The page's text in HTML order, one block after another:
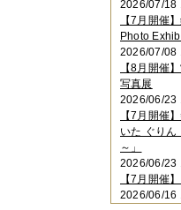
2023年11月
2023年10月
2023年09月
2023年08月
2023年06月
2023年05月
2023年04月
2023年03月
2023年02月
2023年01月
2022年12月
2022年11月
2022年10月
2026/07/18
【7月開催
Photo
2026/07/08
【8月開催
写真展
2026/06/23
【7月開催
いた ぐりん
～」
2026/06/23
【7月開催
2026/06/16